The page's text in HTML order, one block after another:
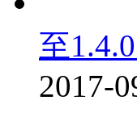
至
2017-